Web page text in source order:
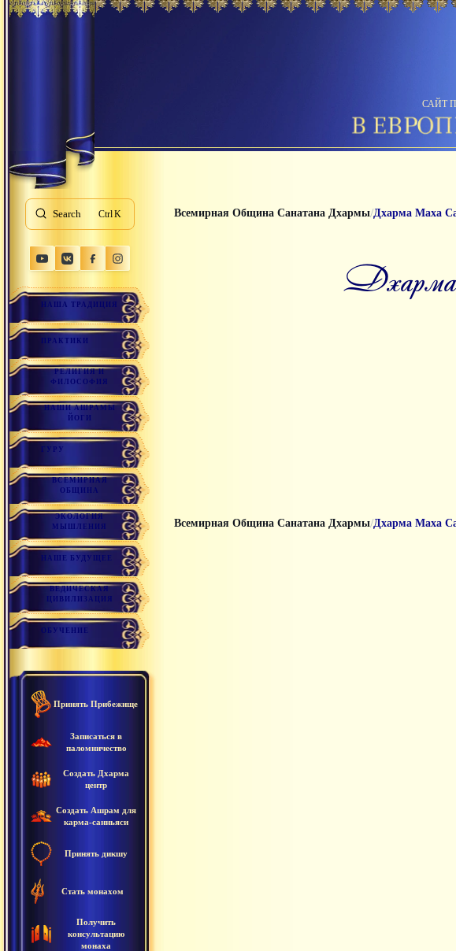
САЙТ
Search K
НАША ТРАДИЦИЯ
ПРАКТИКИ
РЕЛИГИЯ И
ФИЛОСОФИЯ
НАШИ АШРАМЫ
ЙОГИ
ГУРУ
ВСЕМИРНАЯ
ОБЩИНА
ЭКОЛОГИЯ
МЫШЛЕНИЯ
НАШЕ БУДУЩЕЕ
ВЕДИЧЕСКАЯ
ЦИВИЛИЗАЦИЯ
ОБУЧЕНИЕ
Принять Прибежище
Записаться в
паломничество
Создать Дхарма
центр
Создать Ашрам для
карма-санньяси
Принять дикшу
Стать монахом
Получить
консультацию
монаха
Всемирная Община Санатана Дхармы/Дхарма Маха
Всемирная Община Санатана Дхармы/Дхарма Маха